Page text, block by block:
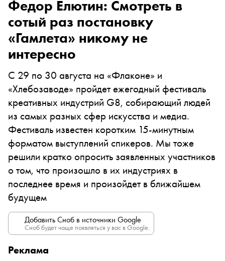
Федор Елютин: Смотреть в
сотый раз постановку
«Гамлета» никому не
интересно
С 29 по 30 августа на «Флаконе» и
«Хлебозаводе» пройдет ежегодный фестиваль
креативных индустрий G8, собирающий людей
из самых разных сфер искусства и медиа.
Фестиваль известен коротким 15-минутным
форматом выступлений спикеров. Мы тоже
решили кратко опросить заявленных участников
о том, что произошло в их индустриях в
последнее время и произойдет в ближайшем
будущем
Добавить Сноб в источники Google
Сноб будет чаще появляться у вас в Google.
Реклама